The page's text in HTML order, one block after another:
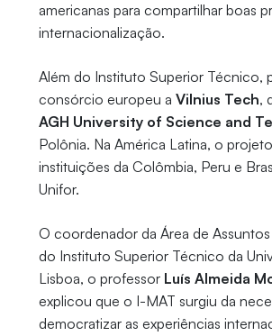
americanas para compartilhar boas
internacionalização.
Além do Instituto Superior Técnico,
consórcio europeu a Vilnius Tech,
AGH University of Science and
Polônia. Na América Latina, o
instituições da Colômbia, Peru e
Unifor.
O coordenador da Área de
do Instituto Superior Técnico da
Lisboa, o professor Luís Almeida
explicou que o I-MAT surgiu da
democratizar as experiências